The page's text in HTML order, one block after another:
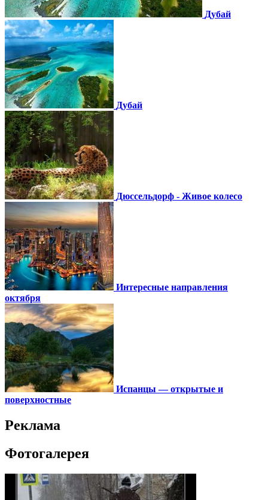
Дубай
Дубай
Дюссельдорф - Живое колесо
Интересные направления
октября
Испанцы — открытые и
поверхностные
Реклама
Фотогалерея